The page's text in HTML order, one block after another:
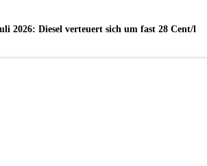
2026: Diesel verteuert sich um fast 28 Cent/l